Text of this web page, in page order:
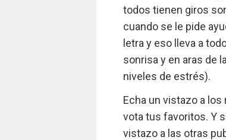
todos tienen giros
cuando se le pide
letra y eso lleva a
sonrisa y en aras de
niveles de estrés).
Echa un vistazo a
vota tus favoritos. Y
vistazo a las otras